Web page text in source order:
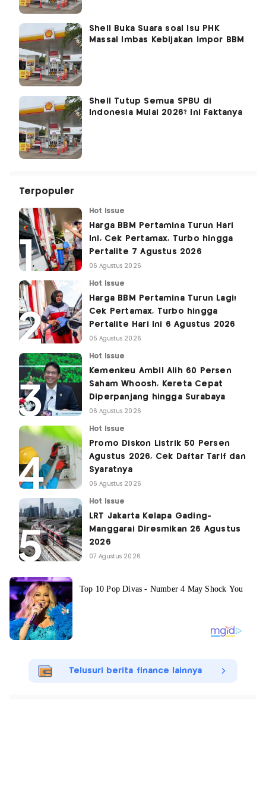
Shell Buka Suara soal Isu PHK
Massal Imbas Kebijakan Impor BBM
Shell Tutup Semua SPBU di
Indonesia Mulai 2026? Ini Faktanya
Terpopuler
Hot Issue
Harga BBM Pertamina Turun Hari
Ini, Cek Pertamax, Turbo hingga
Pertalite 7 Agustus 2026
06 Agustus 2026
Hot Issue
Harga BBM Pertamina Turun Lagi!
Cek Pertamax, Turbo hingga
Pertalite Hari Ini 6 Agustus 2026
05 Agustus 2026
Hot Issue
Kemenkeu Ambil Alih 60 Persen
Saham Whoosh, Kereta Cepat
Diperpanjang hingga Surabaya
06 Agustus 2026
Hot Issue
Promo Diskon Listrik 50 Persen
Agustus 2026, Cek Daftar Tarif dan
Syaratnya
06 Agustus 2026
Hot Issue
LRT Jakarta Kelapa Gading-
Manggarai Diresmikan 26 Agustus
2026
07 Agustus 2026
Telusuri berita finance lainnya